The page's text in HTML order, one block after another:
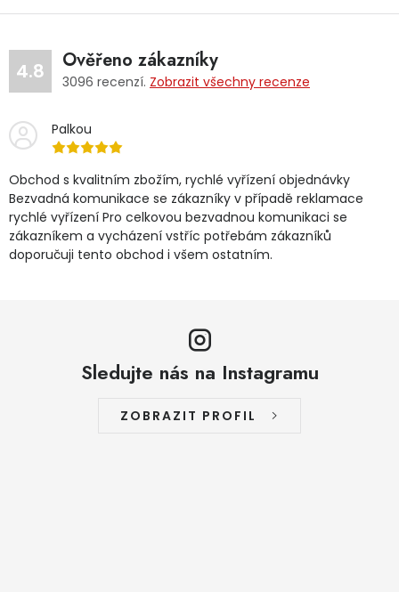
4.8 Ověřeno zákazníky
3096 recenzí. Zobrazit všechny recenze
Palkou
Obchod s kvalitním zbožím, rychlé vyřízení objednávky
Bezvadná komunikace se zákazníky v případě reklamace
rychlé vyřízení Pro celkovou bezvadnou komunikaci se
zákazníkem a vycházení vstříc potřebám zákazníků
doporučuji tento obchod i všem ostatním.
Sledujte nás na Instagramu
ZOBRAZIT PROFIL